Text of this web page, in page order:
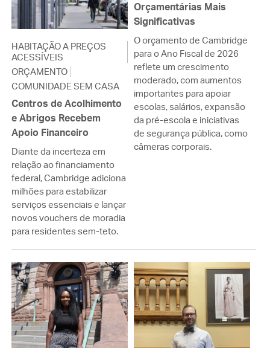
HABITAÇÃO A PREÇOS
ACESSÍVEIS
ORÇAMENTO
COMUNIDADE SEM CASA
Centros de Acolhimento
e Abrigos Recebem
Apoio Financeiro
Diante da incerteza em
relação ao financiamento
federal, Cambridge adiciona
milhões para estabilizar
serviços essenciais e lançar
novos vouchers de moradia
para residentes sem-teto.
Orçamentárias Mais
Significativas
O orçamento de Cambridge
para o Ano Fiscal de 2026
reflete um crescimento
moderado, com aumentos
importantes para apoiar
escolas, salários, expansão
da pré-escola e iniciativas
de segurança pública, como
câmeras corporais.